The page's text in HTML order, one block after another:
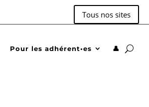
Tous nos sites
Pour les adhérent•es 👤